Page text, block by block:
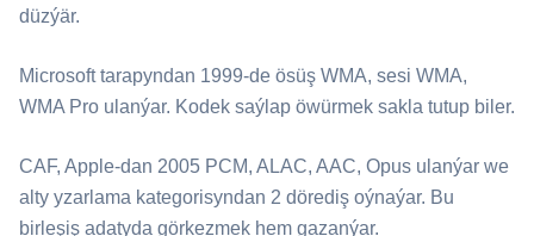
düzýär.
Microsoft tarapyndan 1999-de ösüş ⁦WMA⁩, sesi WMA,
WMA Pro ulanýar. Kodek saýlap öwürmek sakla tutup biler.
⁦CAF⁩, Apple-dan 2005 PCM, ALAC, AAC, Opus ulanýar we
alty yzarlama kategorisyndan 2 dörediş oýnaýar. Bu
birleşiş adatyda görkezmek hem gazanýar.